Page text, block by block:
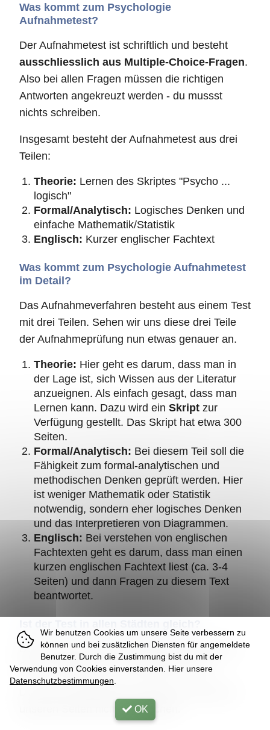
Was kommt zum Psychologie
Aufnahmetest?
Der Aufnahmetest ist schriftlich und besteht
ausschliesslich aus Multiple-Choice-Fragen.
Also bei allen Fragen müssen die richtigen
Antworten angekreuzt werden - du mussst
nichts schreiben.
Insgesamt besteht der Aufnahmetest aus drei
Teilen:
Theorie: Lernen des Skriptes "Psycho ...
logisch"
Formal/Analytisch: Logisches Denken und
einfache Mathematik/Statistik
Englisch: Kurzer englischer Fachtext
Was kommt zum Psychologie Aufnahmetest
im Detail?
Das Aufnahmeverfahren besteht aus einem Test
mit drei Teilen. Sehen wir uns diese drei Teile
der Aufnahmeprüfung nun etwas genauer an.
Theorie: Hier geht es darum, dass man in
der Lage ist, sich Wissen aus der Literatur
anzueignen. Als einfach gesagt, dass man
Lernen kann. Dazu wird ein Skript zur
Verfügung gestellt. Das Skript hat etwa 300
Seiten.
Formal/Analytisch: Bei diesem Teil soll die
Fähigkeit zum formal-analytischen und
methodischen Denken geprüft werden. Hier
ist weniger Mathematik oder Statistik
notwendig, sondern eher logisches Denken
und das Interpretieren von Diagrammen.
Englisch: Bei verstehen von englischen
Fachtexten geht es darum, dass man einen
kurzen englischen Fachtext liest (ca. 3-4
Seiten) und dann Fragen zu diesem Text
beantwortet.
Der Test ist in Wien, Innsbruck, Salzburg und
Graz exakt gleich und am gleichen Tag.
unseren Seiten nicht besprochen.
Wir benutzen Cookies um unsere Seite verbessern zu
können und bei zusätzlichen Diensten für angemeldete
Benutzer. Durch die Zustimmung bist du mit der
Verwendung von Cookies einverstanden. Hier unsere
Datenschutzbestimmungen
OK